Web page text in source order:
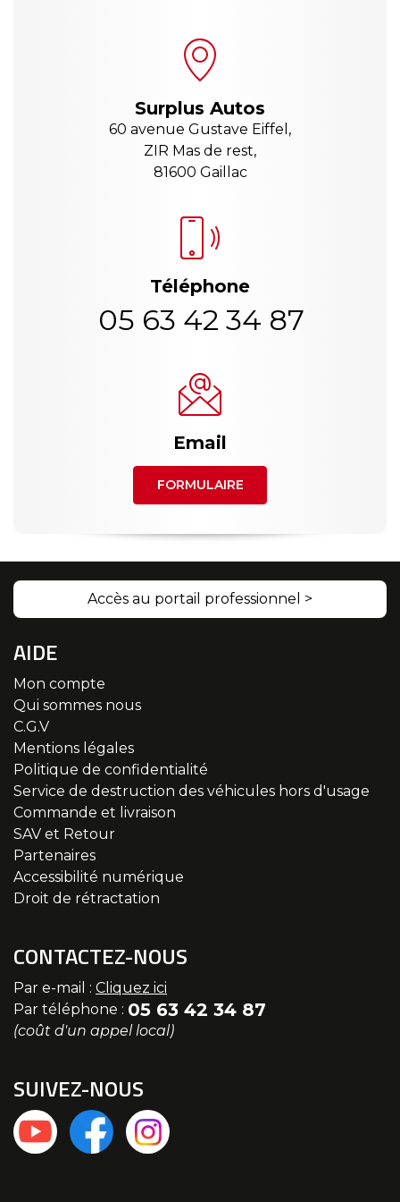
Surplus Autos
60 avenue Gustave Eiffel,
ZIR Mas de rest,
81600 Gaillac
Téléphone
05 63 42 34 87
Email
FORMULAIRE
Accès au portail professionnel >
AIDE
Mon compte
Qui sommes nous
C.G.V
Mentions légales
Politique de confidentialité
Service de destruction des véhicules hors d'usage
Commande et livraison
SAV et Retour
Partenaires
Accessibilité numérique
Droit de rétractation
CONTACTEZ-NOUS
Par e-mail : Cliquez ici
Par téléphone : 05 63 42 34 87
(coût d'un appel local)
SUIVEZ-NOUS